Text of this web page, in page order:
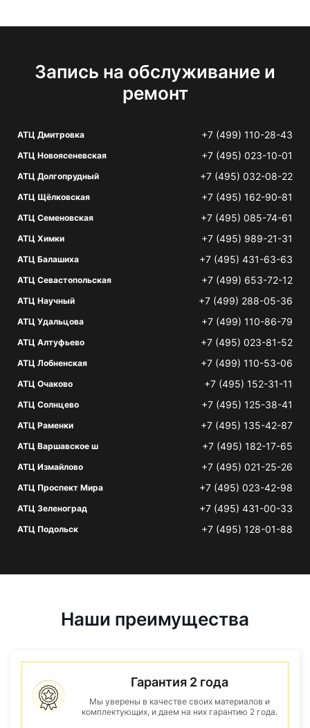
Запись на обслуживание и
ремонт
АТЦ Дмитровка +7 (499) 110-28-43
АТЦ Новоясеневская +7 (495) 023-10-01
АТЦ Долгопрудный +7 (495) 032-08-22
АТЦ Щёлковская +7 (495) 162-90-81
АТЦ Семеновская +7 (495) 085-74-61
АТЦ Химки +7 (495) 989-21-31
АТЦ Балашиха +7 (495) 431-63-63
АТЦ Севастопольская +7 (499) 653-72-12
АТЦ Научный +7 (499) 288-05-36
АТЦ Удальцова +7 (499) 110-86-79
АТЦ Алтуфьево +7 (495) 023-81-52
АТЦ Лобненская +7 (499) 110-53-06
АТЦ Очаково +7 (495) 152-31-11
АТЦ Солнцево +7 (495) 125-38-41
АТЦ Раменки +7 (495) 135-42-87
АТЦ Варшавское ш +7 (495) 182-17-65
АТЦ Измайлово +7 (495) 021-25-26
АТЦ Проспект Мира +7 (495) 023-42-98
АТЦ Зеленоград +7 (495) 431-00-33
АТЦ Подольск +7 (495) 128-01-88
Наши преимущества
Гарантия 2 года
Мы уверены в качестве своих материалов и
комплектующих, и даем на них гарантию 2 года.